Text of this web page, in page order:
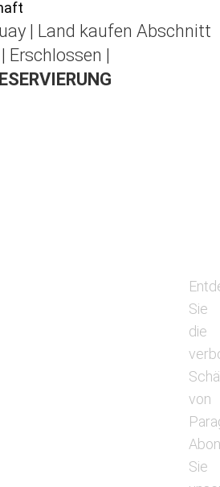
| Land kaufen Abschnitt
Erschlossen |
Sie
die
von
Sie